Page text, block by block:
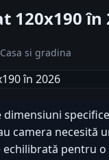
120x190 în
si gradina
camera necesită
pentru